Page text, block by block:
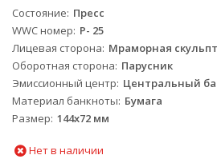
Состояние Пресс
WWC номер Р- 25
Лицевая сторона Мраморная
Оборотная сторона Парусник
Эмиссионный центр Центральный
Материал банкноты Бумага
Размер 144х72 мм
Нет в наличии